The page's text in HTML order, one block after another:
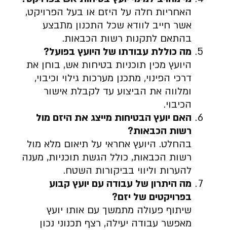
האחריות חלה על היזם או בעל הפרויקט,
אשר חייב לוודא שכל התכנון מתבצע
בהתאם לתקנות רשות הכבאות.
מה כוללת עבודתו של היועץ בפועל?
היועץ מכין תוכניות בטיחות אש, בוחן את
דרכי הפינוי, מתכנן מערכות גילוי וכיבוי,
ומלווה את הביצוע עד לקבלת אישור
הכיבוי.
האם יועץ הבטיחות מייצג את היזם מול
רשות הכבאות?
בהחלט. היועץ אחראי על תיאום מלא מול
רשות הכבאות, כולל הגשת תוכניות, מענה
להערות וליווי בביקורות השטח.
מה היתרון של עבודה עם יועץ קבוע
בפרויקטים של יזם?
שיתוף פעולה מתמשך עם אותו יועץ
מאפשר עבודה יעילה, רצף תכנוני נכון